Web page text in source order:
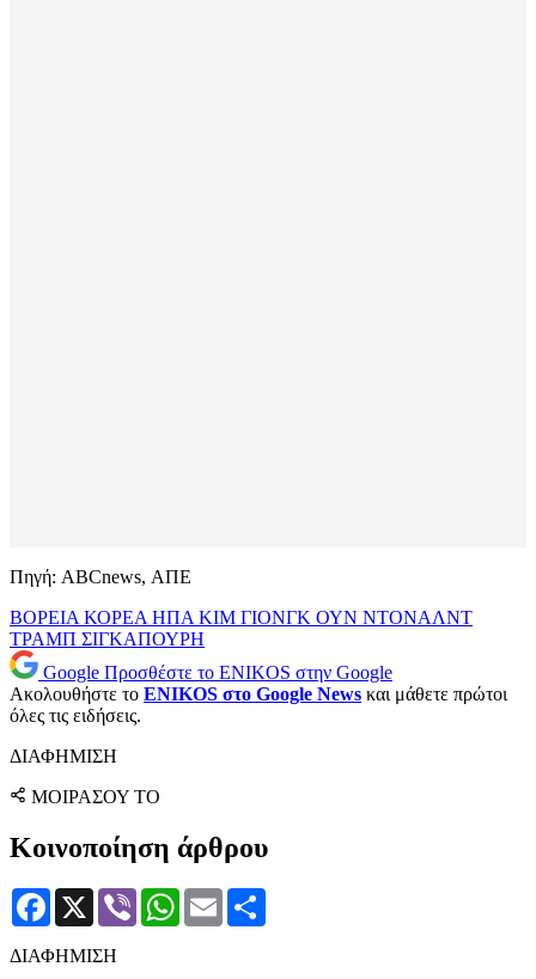
Πηγή: ABCnews, ΑΠΕ
ΒΟΡΕΙΑ ΚΟΡΕΑ ΗΠΑ ΚΙΜ ΓΙΟΝΓΚ ΟΥΝ ΝΤΟΝΑΛΝΤ
ΤΡΑΜΠ ΣΙΓΚΑΠΟΥΡΗ
Google Προσθέστε το ENIKOS στην Google
Ακολουθήστε το ENIKOS στο Google News και μάθετε πρώτοι
όλες τις ειδήσεις.
ΔΙΑΦΗΜΙΣΗ
ΜΟΙΡΑΣΟΥ ΤΟ
Κοινοποίηση άρθρου
Facebook
X Viber WhatsApp
Email
ΔΙΑΦΗΜΙΣΗ